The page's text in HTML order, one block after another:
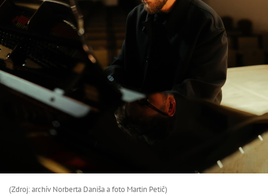
(Zdroj: archív Norberta Daniša a foto Martin Petič)